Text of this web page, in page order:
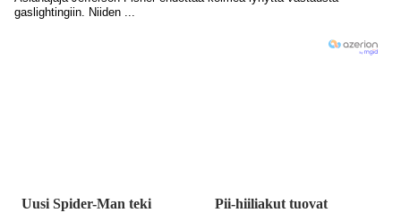
Uusi Spider-Man teki
Pii-hiiliakut tuovat